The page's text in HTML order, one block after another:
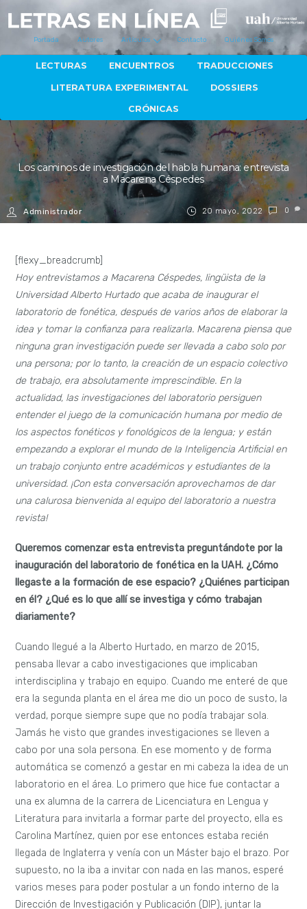
Portada Autores Artículos Contacto Quiénes Somos
LECTURAS ENCUENTROS TRADUCCIONES
LITERATURA EXPERIMENTAL DOSSIERS
CRÓNICAS
20 mayo, 2022
Los caminos de investigación del habla humana: entrevista
a Macarena Céspedes
Administrador 0
[flexy_breadcrumb]
Hoy entrevistamos a Macarena Céspedes, lingüista de la
Universidad Alberto Hurtado que acaba de inaugurar el
laboratorio de fonética, después de varios años de elaborar la
idea y tomar la confianza para realizarla. Macarena piensa que
ninguna gran investigación puede ser llevada a cabo solo por
una persona; por lo tanto, la creación de un espacio colectivo
de trabajo, era absolutamente imprescindible. En la
actualidad, las investigaciones del laboratorio persiguen
entender el juego de la comunicación humana por medio de
los aspectos fonéticos y fonológicos de la lengua; y están
empezando a explorar el mundo de la Inteligencia Artificial en
un trabajo conjunto entre académicos y estudiantes de la
universidad. ¡Con esta conversación aprovechamos de dar
una calurosa bienvenida al equipo del laboratorio a nuestra
revista!
Queremos comenzar esta entrevista preguntándote por la
inauguración del laboratorio de fonética en la UAH. ¿Cómo
llegaste a la formación de ese espacio? ¿Quiénes participan
en él? ¿Qué es lo que allí se investiga y cómo trabajan
diariamente?
Cuando llegué a la Alberto Hurtado, en marzo de 2015,
pensaba llevar a cabo investigaciones que implicaban
interdisciplina y trabajo en equipo. Cuando me enteré de que
era la segunda planta en el área me dio un poco de susto, la
verdad, porque siempre supe que no podía trabajar sola.
Jamás he visto que grandes investigaciones se lleven a
cabo por una sola persona. En ese momento y de forma
automática se comenzó a gestar en mi cabeza la idea de un
laboratorio en el área. Lo primero que hice fue contactar a
una ex alumna de la carrera de Licenciatura en Lengua y
Literatura para invitarla a formar parte del proyecto, ella es
Carolina Martínez, quien por ese entonces estaba recién
llegada de Inglaterra y venía con un Máster bajo el brazo. Por
supuesto, no la iba a invitar con nada en las manos, esperé
varios meses para poder postular a un fondo interno de la
Dirección de Investigación y Publicación (DIP), juntar la